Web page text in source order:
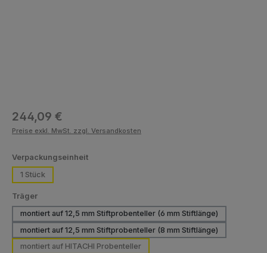
Regulärer Preis:
244,09 €
Preise exkl. MwSt. zzgl. Versandkosten
Verpackungseinheitauswählen
1 Stück
Trägerauswählen
montiert auf 12,5 mm Stiftprobenteller (6 mm Stiftlänge)
montiert auf 12,5 mm Stiftprobenteller (8 mm Stiftlänge)
montiert auf HITACHI Probenteller